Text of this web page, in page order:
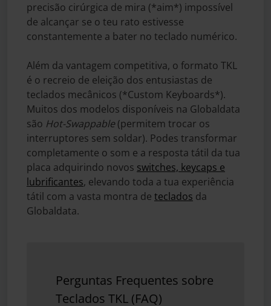
precisão cirúrgica de mira (*aim*) impossível
de alcançar se o teu rato estivesse
constantemente a bater no teclado numérico.
Além da vantagem competitiva, o formato TKL
é o recreio de eleição dos entusiastas de
teclados mecânicos (*Custom Keyboards*).
Muitos dos modelos disponíveis na Globaldata
são Hot-Swappable(permitem trocar os
interruptores sem soldar). Podes transformar
completamente o som e a resposta tátil da tua
placa adquirindo novos switches, keycaps e
lubrificantes, elevando toda a tua experiência
tátil com a vasta montra de teclados da
Globaldata.
Perguntas Frequentes sobre
Teclados TKL (FAQ)